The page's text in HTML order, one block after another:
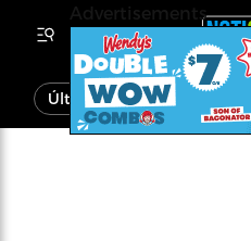
Última Hora Noticias
Advertisements